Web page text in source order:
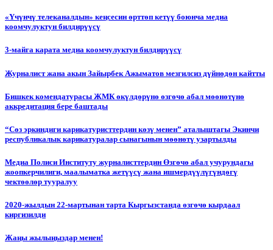
«Үчүнчү телеканалдын» кеңсесин өрттөп кетүү боюнча медиа
коомчулуктун билдирүүсү
3-майга карата медиа коомчулуктун билдирүүсү
Журналист жана акын Зайырбек Ажыматов мезгилсиз дүйнөдөн кайтты
Бишкек комендатурасы ЖМК өкүлдөрүнө өзгөчө абал мөөнөтүнө
аккредитация бере баштады
“Сөз эркиндиги карикатуристтердин көзү менен” аталыштагы Экинчи
республикалык карикатуралар сынагынын мөөнөтү узартылды
Медиа Полиси Институту журналисттердин Өзгөчө абал учурундагы
жоопкерчилиги, маалыматка жетүүсү жана ишмердүүлүгүндөгү
чектөөлөр тууралуу
2020-жылдын 22-мартынан тарта Кыргызстанда өзгөчө кырдаал
киргизилди
Жаңы жылыңыздар менен!